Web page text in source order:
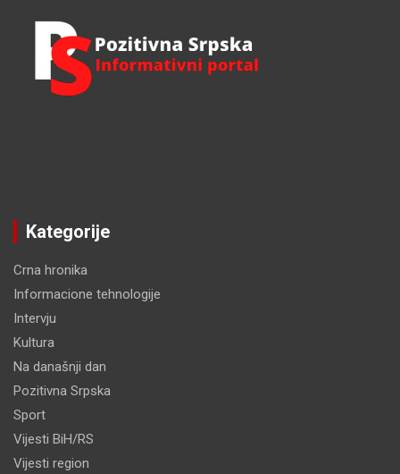
Kategorije
Crna hronika
Informacione tehnologije
Intervju
Kultura
Na današnji dan
Pozitivna Srpska
Sport
Vijesti BiH/RS
Vijesti region